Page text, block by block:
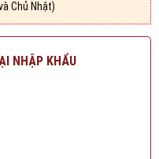
Chủ Nhật)
NHẬP KHẨU